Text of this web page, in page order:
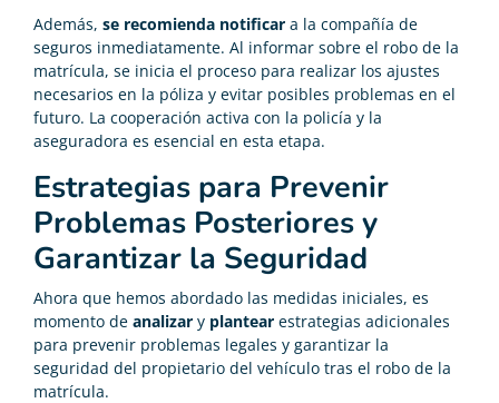
Además, se recomienda notificar a la compañía de
seguros inmediatamente. Al informar sobre el robo de la
matrícula, se inicia el proceso para realizar los ajustes
necesarios en la póliza y evitar posibles problemas en el
futuro. La cooperación activa con la policía y la
aseguradora es esencial en esta etapa.
Estrategias para Prevenir
Problemas Posteriores y
Garantizar la Seguridad
Ahora que hemos abordado las medidas iniciales, es
momento de analizar y plantear estrategias adicionales
para prevenir problemas legales y garantizar la
seguridad del propietario del vehículo tras el robo de la
matrícula.